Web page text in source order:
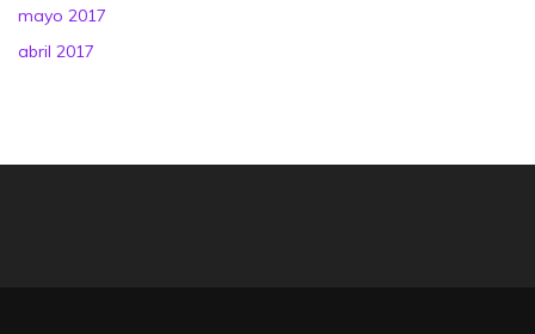
mayo 2017
abril 2017